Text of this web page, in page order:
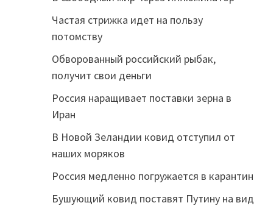
Частая стрижка идет на пользу
потомству
Обворованный российский рыбак,
получит свои деньги
Россия наращивает поставки зерна в
Иран
В Новой Зеландии ковид отступил от
наших моряков
Россия медленно погружается в карантин
Бушующий ковид поставят Путину на вид